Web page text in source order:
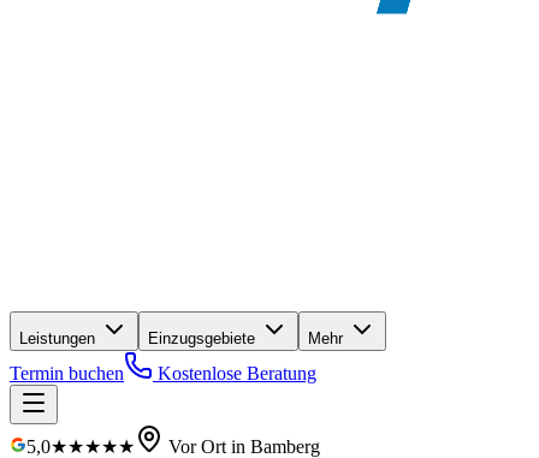
Leistungen Einzugsgebiete Mehr
Termin buchen Kostenlose Beratung
5,0★★★★★ Vor Ort in Bamberg